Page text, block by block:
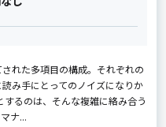
れた多項目の構成。それぞれの
み手にとってのノイズになりか
るのは、そんな複雑に絡み合う
ナ...